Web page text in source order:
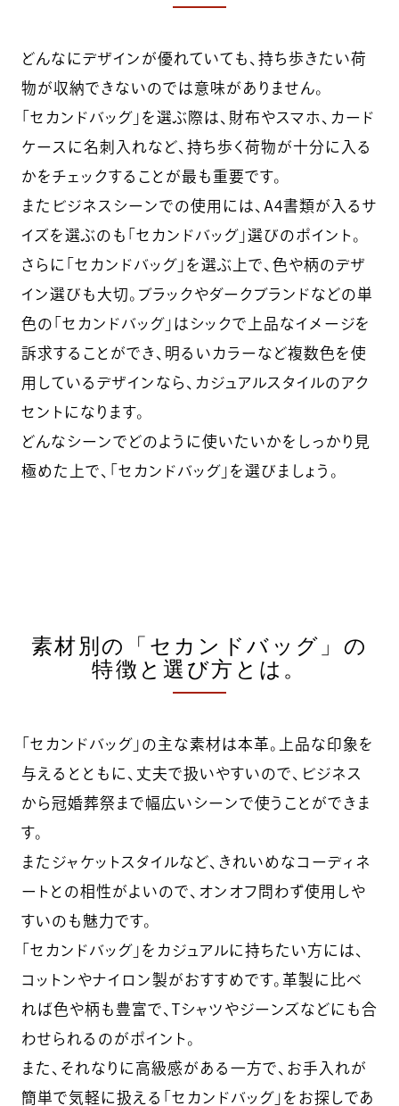
どんなにデザインが優れていても、持ち歩きたい荷
物が収納できないのでは意味がありません。
「セカンドバッグ」を選ぶ際は、財布やスマホ、カード
ケースに名刺入れなど、持ち歩く荷物が十分に入る
かをチェックすることが最も重要です。
またビジネスシーンでの使用には、A4書類が入るサ
イズを選ぶのも「セカンドバッグ」選びのポイント。
さらに「セカンドバッグ」を選ぶ上で、色や柄のデザ
イン選びも大切。ブラックやダークブランドなどの単
色の「セカンドバッグ」はシックで上品なイメージを
訴求することができ、明るいカラーなど複数色を使
用しているデザインなら、カジュアルスタイルのアク
セントになります。
どんなシーンでどのように使いたいかをしっかり見
極めた上で、「セカンドバッグ」を選びましょう。
素材別の「セカンドバッグ」の
特徴と選び方とは。
「セカンドバッグ」の主な素材は本革。上品な印象を
与えるとともに、丈夫で扱いやすいので、ビジネス
から冠婚葬祭まで幅広いシーンで使うことができま
す。
またジャケットスタイルなど、きれいめなコーディネ
ートとの相性がよいので、オンオフ問わず使用しや
すいのも魅力です。
「セカンドバッグ」をカジュアルに持ちたい方には、
コットンやナイロン製がおすすめです。革製に比べ
れば色や柄も豊富で、Tシャツやジーンズなどにも合
わせられるのがポイント。
また、それなりに高級感がある一方で、お手入れが
簡単で気軽に扱える「セカンドバッグ」をお探しであ